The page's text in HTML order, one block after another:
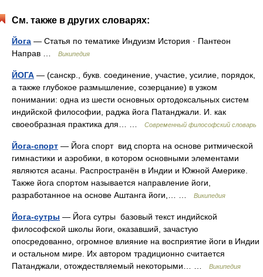
См. также в других словарях:
Йога — Статья по тематике Индуизм История · Пантеон
Направ …
Википедия
ЙОГА — (санскр., букв. соединение, участие, усилие, порядок,
а также глубокое размышление, созерцание) в узком
понимании: одна из шести основных ортодоксальных систем
индийской философии, раджа йога Патанджали. И. как
своеобразная практика для… …
Современный философский словарь
Йога-спорт — Йога спорт вид спорта на основе ритмической
гимнастики и аэробики, в котором основными элементами
являются асаны. Распространён в Индии и Южной Америке.
Также йога спортом называется направление йоги,
разработанное на основе Аштанга йоги,… …
Википедия
Йога-сутры — Йога сутры базовый текст индийской
философской школы йоги, оказавший, зачастую
опосредованно, огромное влияние на восприятие йоги в Индии
и остальном мире. Их автором традиционно считается
Патанджали, отождествляемый некоторыми… …
Википедия